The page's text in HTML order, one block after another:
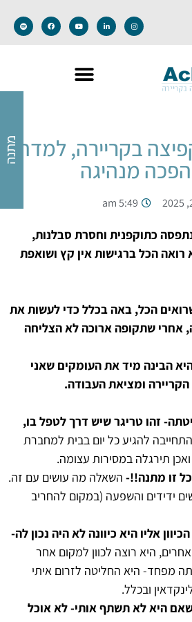
בקריירה, למדה
מנהיגה
5:49 am
כתוקפנית וחסרת סבלנות,
הכל ברגישות אין קץ ושואפת
הכל, באה בכלל כדי לעשות את
אחרי שתקופה ארוכה לא הצליחה
היא הבינה מיד את העומקים שאני
ומציאת העבודה.
זהו טריגר שיש דרך לטפל בו,
להגיע כל יום בבית למחברת
תירגלה במסירות עצומה.
זו מתנה!!- השאלה מה עושים עם זה.
ידידים והשפעה (במקום להחריב
אליו היא כיוונה לא היה נכון לה-
אחרים, היא רוצה לכוון למקום אחר
מפחד- היא החליטה לזרום איתי
ובכלל.
היא לא תשתף אותי- לא אוכל
מתנה